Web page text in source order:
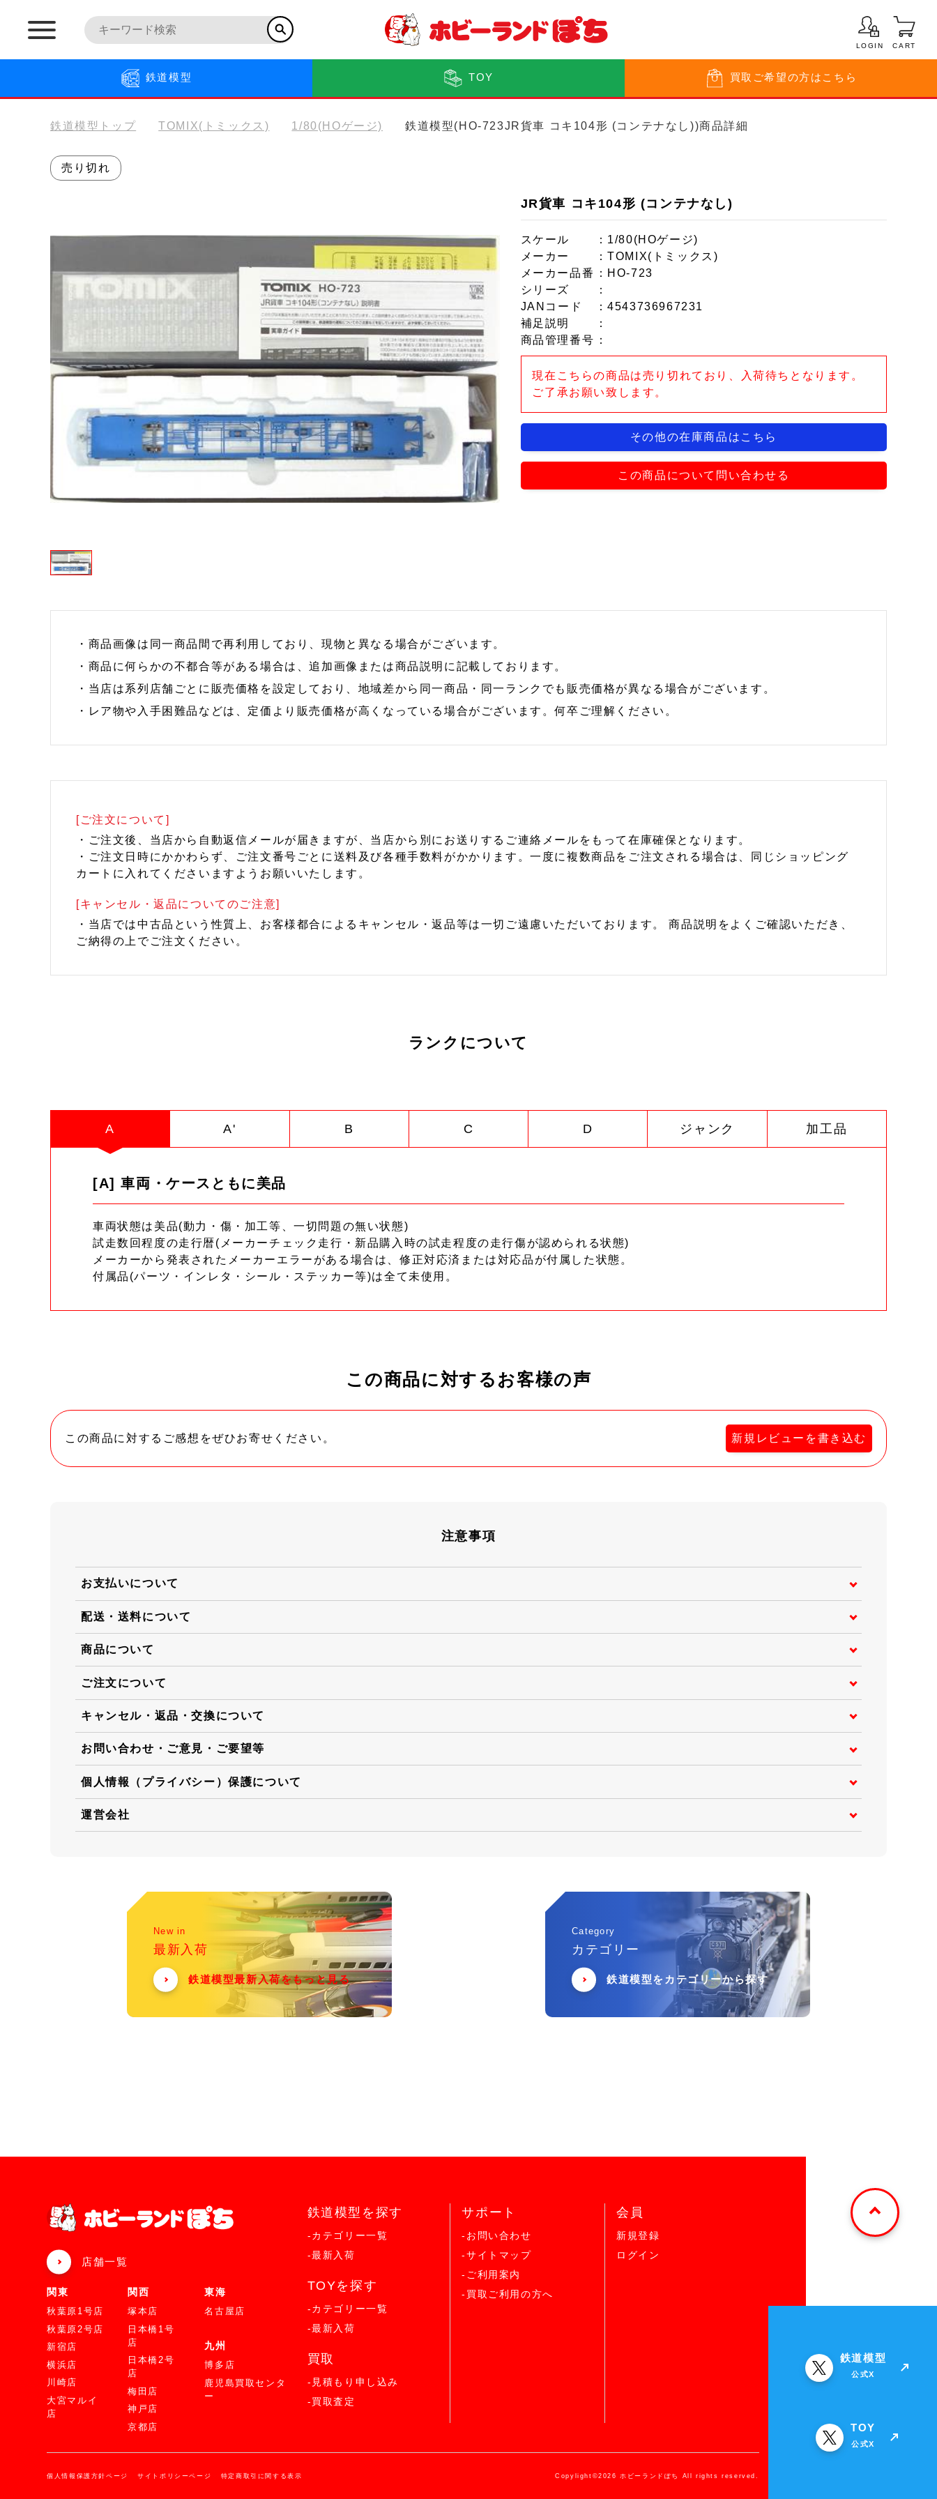
LOGIN CART
鉄道模型 TOY 買取 ご希望の方はこちら
鉄道模型トップ TOMIX(トミックス) 1/80(HOゲージ) 鉄道模型(HO-723JR貨車 コキ104形 (コンテナなし))商品詳細
売り切れ
JR貨車 コキ104形 (コンテナなし)
スケール
：1/80(HOゲージ)
メーカー
：TOMIX(トミックス)
メーカー品番
：HO-723
シリーズ
：
JANコード
：4543736967231
補足説明
：
商品管理番号 ：
現在こちらの商品は売り切れており、入荷待ちとなります。
ご了承お願い致します。
その他の在庫商品はこちら
この商品について問い合わせる
・商品画像は同一商品間で再利用しており、現物と異なる場合がございます。
・商品に何らかの不都合等がある場合は、追加画像または商品説明に記載しております。
・当店は系列店舗ごとに販売価格を設定しており、地域差から同一商品・同一ランクでも販売価格が異なる場合がございます。
・レア物や入手困難品などは、定価より販売価格が高くなっている場合がございます。何卒ご理解ください。
[ご注文について]
・ご注文後、当店から自動返信メールが届きますが、当店から別にお送りするご連絡メールをもって在庫確保となります。
・ご注文日時にかかわらず、ご注文番号ごとに送料及び各種手数料がかかります。一度に複数商品をご注文される場合は、同じショッピング
カートに入れてくださいますようお願いいたします。
[キャンセル・返品についてのご注意]
・当店では中古品という性質上、お客様都合によるキャンセル・返品等は一切ご遠慮いただいております。 商品説明をよくご確認いただき、
ご納得の上でご注文ください。
ランクについて
A A' B C D ジャンク 加工品
[A] 車両・ケースともに美品
車両状態は美品(動力・傷・加工等、一切問題の無い状態)
試走数回程度の走行暦(メーカーチェック走行・新品購入時の試走程度の走行傷が認められる状態)
メーカーから発表されたメーカーエラーがある場合は、修正対応済または対応品が付属した状態。
付属品(パーツ・インレタ・シール・ステッカー等)は全て未使用。
この商品に対するお客様の声
この商品に対するご感想をぜひお寄せください。 新規レビューを書き込む
注意事項
お支払いについて
配送・送料について
商品について
ご注文について
キャンセル・返品・交換について
お問い合わせ・ご意見・ご要望等
個人情報（プライバシー）保護について
運営会社
New in
最新入荷
鉄道模型最新入荷をもっと見る
Category
カテゴリー
鉄道模型をカテゴリーから探す
店舗一覧
関東
秋葉原1号店
秋葉原2号店
新宿店
横浜店
川崎店
大宮マルイ
店
関西
塚本店
日本橋1号
店
日本橋2号
店
梅田店
神戸店
京都店
東海
名古屋店
九州
博多店
鹿児島買取センタ
ー
鉄道模型を探す
-カテゴリー一覧
-最新入荷
TOYを探す
-カテゴリー一覧
-最新入荷
買取
-見積もり申し込み
-買取査定
サポート
-お問い合わせ
-サイトマップ
-ご利用案内
-買取ご利用の方へ
会員
新規登録
ログイン
個人情報保護方針ページ サイトポリシーページ 特定商取引に関する表示 Copylight©2026 ホビーランドぽち All rights reserved.
鉄道模型
公式X
TOY
公式X